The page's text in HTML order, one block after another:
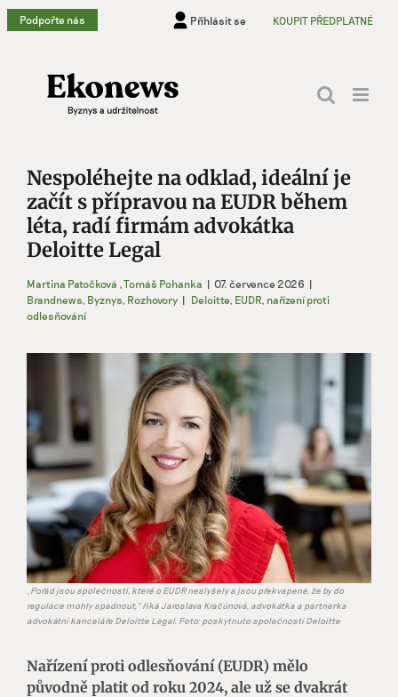
Přeskočit
na
Podpořte nás Přihlásit se KOUPIT PŘEDPLATNÉ
Nespoléhejte na odklad, ideální je
začít s přípravou na EUDR během
léta, radí firmám advokátka
Deloitte Legal
Martina Patočková ,Tomáš Pohanka | 07. července 2026 |
Brandnews, Byznys, Rozhovory | Deloitte, EUDR, nařízení proti
odlesňování
Zobrazit
obrázek
„Pořád jsou společnosti, které o EUDR neslyšely a jsou překvapené, že by do
regulace mohly spadnout,“ říká Jaroslava Kračúnová, advokátka a partnerka
advokátní kanceláře Deloitte Legal. Foto: poskytnuto společností Deloitte
Nařízení proti odlesňování (EUDR) mělo
původně platit od roku 2024, ale už se dvakrát